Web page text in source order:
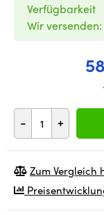
- +
Verfügbarkeit
Wir versenden:
Zum Vergleich